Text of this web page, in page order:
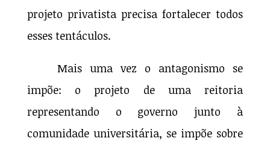
projeto privatista precisa fortalecer todos
esses tentáculos.
Mais uma vez o antagonismo se
impõe: o projeto de uma reitoria
representando o governo junto à
comunidade universitária, se impõe sobre